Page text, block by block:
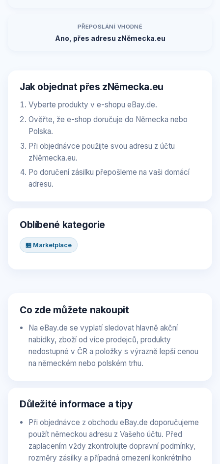
PŘEPOSLÁNÍ VHODNÉ
Ano, přes adresu zNěmecka.eu
Jak objednat přes zNěmecka.eu
Vyberte produkty v e-shopu eBay.de.
Ověřte, že e-shop doručuje do Německa nebo
Polska.
Při objednávce použijte svou adresu z účtu
zNěmecka.eu.
Po doručení zásilku přepošleme na vaši domácí
adresu.
Oblíbené kategorie
🏪 Marketplace
Co zde můžete nakoupit
Na eBay.de se vyplatí sledovat hlavně akční
nabídky, zboží od více prodejců, produkty
nedostupné v ČR a položky s výrazně lepší cenou
na německém nebo polském trhu.
Důležité informace a tipy
Při objednávce z obchodu eBay.de doporučujeme
použít německou adresu z Vašeho účtu. Před
zaplacením vždy zkontrolujte dopravní podmínky,
rozměry zásilky a případná omezení konkrétního